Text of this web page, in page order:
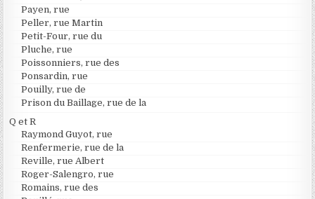
Payen, rue
Peller, rue Martin
Petit-Four, rue du
Pluche, rue
Poissonniers, rue des
Ponsardin, rue
Pouilly, rue de
Prison du Baillage, rue de la
Q et R
Raymond Guyot, rue
Renfermerie, rue de la
Reville, rue Albert
Roger-Salengro, rue
Romains, rue des